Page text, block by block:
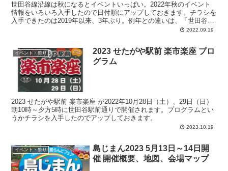
世田谷線沿線は秋になるとイベントいっぱい。2022年秋のイベント
情報をいろいろ入手したので日付順にアップしておきます。チラシを
入手できたのは2019年以来、3年ぶり。例年との違いは、「世田谷線
つまみぐいウォーキング」が11月へ移動して9日間開催、「せたがや
2022.09.19
イベント・祭り
2023 せたがや駅前 楽市楽座 プロ
グラム
2023 せたがや駅前 楽市楽座 が2022年10月28日（土）、29日（日）
朝10時～夕方5時に世田谷駅前通りで開催されます。プログラムとい
うかチラシを入手したのでアップしておきます。
2023.10.19
イベント・祭り
島じまん2023 5月13日～14日開
催 開催概要、地図、会場マップ